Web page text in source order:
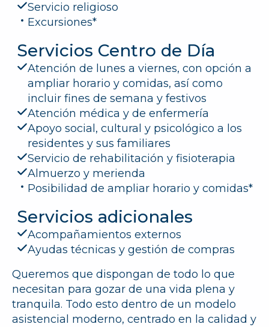
Servicio religioso
Excursiones*
Servicios Centro de Día
Atención de lunes a viernes, con opción a
ampliar horario y comidas, así como
incluir fines de semana y festivos
Atención médica y de enfermería
Apoyo social, cultural y psicológico a los
residentes y sus familiares
Servicio de rehabilitación y fisioterapia
Almuerzo y merienda
Posibilidad de ampliar horario y comidas*
Servicios adicionales
Acompañamientos externos
Ayudas técnicas y gestión de compras
Queremos que dispongan de todo lo que
necesitan para gozar de una vida plena y
tranquila. Todo esto dentro de un modelo
asistencial moderno, centrado en la calidad y